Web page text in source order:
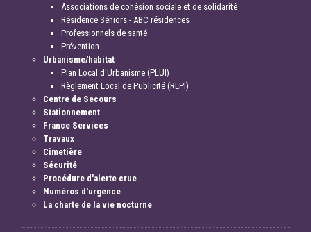
Associations de cohésion sociale et de solidarité
Résidence Séniors - ABC résidences
Professionnels de santé
Prévention
Urbanisme/habitat
Plan Local d'Urbanisme (PLUI)
Règlement Local de Publicité (RLPI)
Centre de Secours
Stationnement
France Services
Travaux
Cimetière
Sécurité
Procédure d'alerte crue
Numéros d'urgence
La charte de la vie nocturne